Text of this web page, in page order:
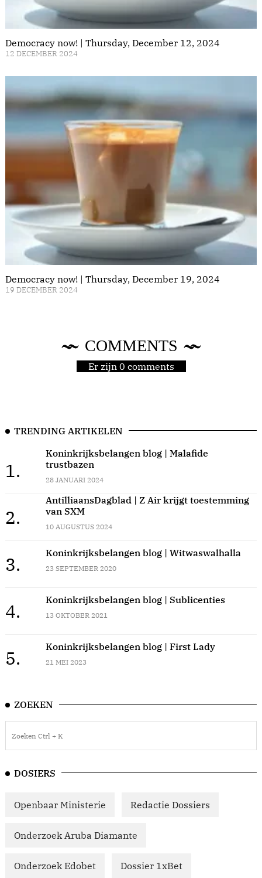
Democracy now! | Thursday, December 12, 2024
12 DECEMBER 2024
Democracy now! | Thursday, December 19, 2024
19 DECEMBER 2024
COMMENTS
Er zijn 0 comments
TRENDING ARTIKELEN
1.
Koninkrijksbelangen blog | Malafide
trustbazen
28 JANUARI 2024
2.
AntilliaansDagblad | Z Air krijgt toestemming
van SXM
10 AUGUSTUS 2024
3.
Koninkrijksbelangen blog | Witwaswalhalla
23 SEPTEMBER 2020
4.
Koninkrijksbelangen blog | Sublicenties
13 OKTOBER 2021
5.
Koninkrijksbelangen blog | First Lady
21 MEI 2023
ZOEKEN
DOSIERS
Openbaar Ministerie Redactie Dossiers
Onderzoek Aruba Diamante
Onderzoek Edobet Dossier 1xBet